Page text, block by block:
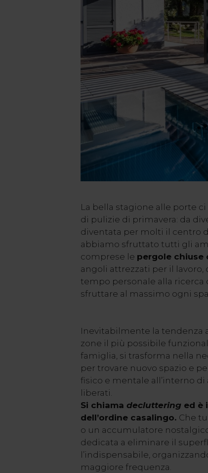
La bella stagione alle porte
di pulizie di primavera: da
diventata per molti il centro
abbiamo sfruttato tutti gli
comprese le pergole chiuse
angoli attrezzati per il lavoro,
tempo personale alla
sfruttare al massimo ogni
Inevitabilmente la tendenza
zone il più possibile
famiglia, si trasforma nella
per trovare nuovo spazio e
fisico e mentale all’interno
liberati.
Si chiama declutteringed è
dell’ordine casalingo. Che
o un accumulatore
dedicata a eliminare il
l’indispensabile,
maggiore frequenza.